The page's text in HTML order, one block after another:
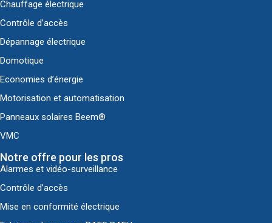
Chauffage électrique
Contrôle d’accès
Dépannage électrique
Domotique
Economies d’énergie
Motorisation et automatisation
Panneaux solaires Beem®
VMC
Notre offre pour les pros
Alarmes et vidéo-surveillance
Contrôle d’accès
Mise en conformité électrique